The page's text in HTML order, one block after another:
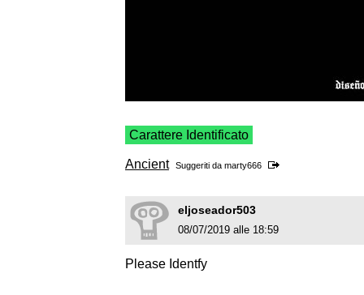
Carattere Identificato
Ancient Suggeriti da marty666
eljoseador503
08/07/2019 alle 18:59
Please Identfy